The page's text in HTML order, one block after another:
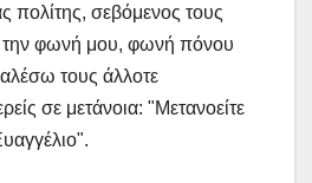
σεβόμενος τους
φωνή μου, φωνή πόνου
τους άλλοτε
σε μετάνοια: "Μετανοείτε